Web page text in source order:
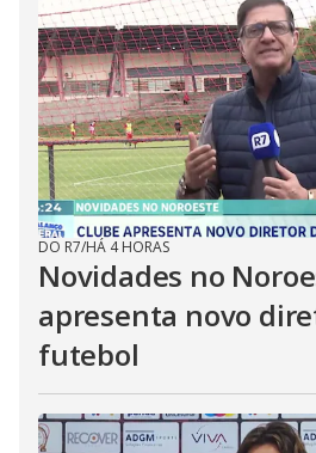
DO R7/HÁ 4 HORAS
Novidades no
apresenta novo
futebol